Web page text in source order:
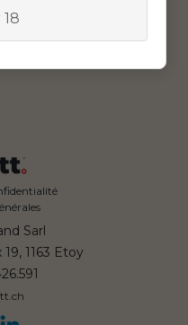
Sarl
1163 Etoy